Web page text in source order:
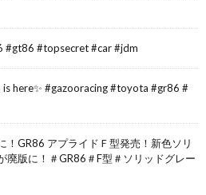
#topsecret #car #jdm
is here✨ #gazooracing #toyota #gr86 #
！GR86 アプライドＦ型発売！新色ソリ
廃版に！＃GR86＃F型＃ソリッドグレー